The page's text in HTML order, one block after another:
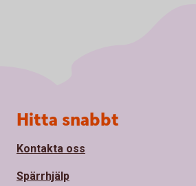
Sidfot
Hitta snabbt
Kontakta oss
Spärrhjälp